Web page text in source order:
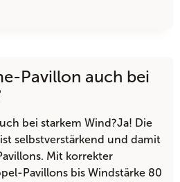
Pavillon auch bei
bei starkem Wind?Ja! Die
selbstverstärkend und damit
Mit korrekter
Pavillons bis Windstärke 80